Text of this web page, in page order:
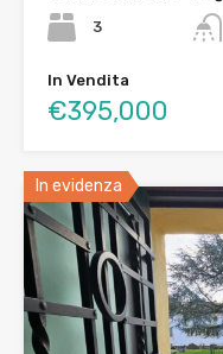
3
In Vendita
€395,000
In evidenza